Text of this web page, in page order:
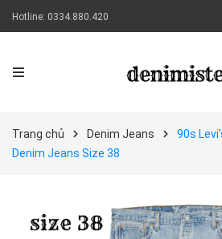
Hotline: 0334.880.420
Trang chủ Denim Jeans
90s
Denim Jeans Size 38